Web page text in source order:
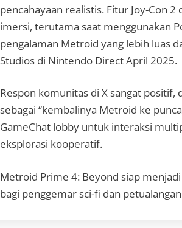
pencahayaan realistis. Fitur Joy-Con
imersi, terutama saat menggunakan
pengalaman Metroid yang lebih luas
Studios di Nintendo Direct April 2025.
Respon komunitas di X sangat
sebagai “kembalinya Metroid ke
GameChat lobby untuk interaksi
eksplorasi kooperatif.
Metroid Prime 4: Beyond siap
bagi penggemar sci-fi dan